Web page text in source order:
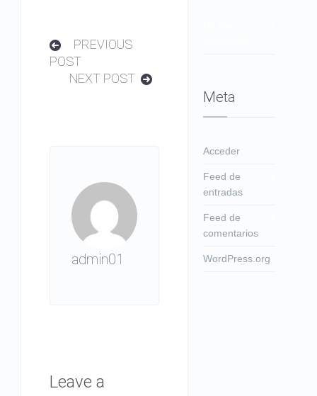
PREVIOUS
POST
NEXT POST
admin01
Leave a
Meta
Acceder
Feed de
entradas
Feed de
comentarios
WordPress.org